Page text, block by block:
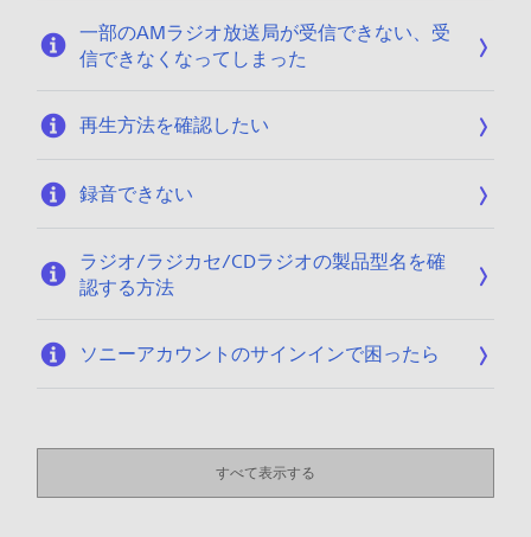
一部のAMラジオ放送局が受信できない、受
信できなくなってしまった
再生方法を確認したい
録音できない
ラジオ/ラジカセ/CDラジオの製品型名を確
認する方法
ソニーアカウントのサインインで困ったら
すべて表示する